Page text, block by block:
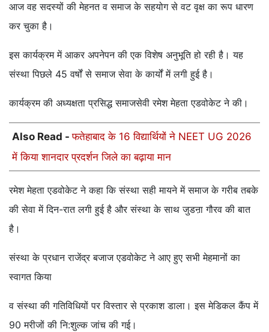
आज वह सदस्यों की मेहनत व समाज के सहयोग से वट वृक्ष का रूप धारण
कर चुका है।
इस कार्यक्रम में आकर अपनेपन की एक विशेष अनुभूति हो रही है। यह
संस्था पिछले 45 वर्षों से समाज सेवा के कार्यों में लगी हुई है।
कार्यक्रम की अध्यक्षता प्रसिद्ध समाजसेवी रमेश मेहता एडवोकेट ने की।
Also Read -फतेहाबाद के 16 विद्यार्थियों ने NEET UG 2026
में किया शानदार प्रदर्शन जिले का बढ़ाया मान
रमेश मेहता एडवोकेट ने कहा कि संस्था सही मायने में समाज के गरीब तबके
की सेवा में दिन-रात लगी हुई है और संस्था के साथ जुडऩा गौरव की बात
है।
संस्था के प्रधान राजेंद्र बजाज एडवोकेट ने आए हुए सभी मेहमानों का
स्वागत किया
व संस्था की गतिविधियों पर विस्तार से प्रकाश डाला। इस मेडिकल कैंप में
90 मरीजों की नि:शुल्क जांच की गई।